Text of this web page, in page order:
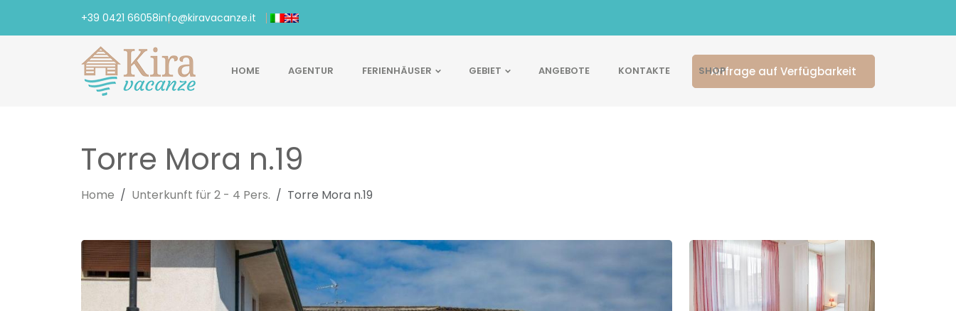
+39 0421 66058info@kiravacanze.it
HOME AGENTUR FERIENHÄUSER GEBIET ANGEBOTE KONTAKTE SHOP
Anfrage auf Verfügbarkeit
Torre Mora n.19
Home Unterkunft für 2 - 4 Pers. Torre Mora n.19